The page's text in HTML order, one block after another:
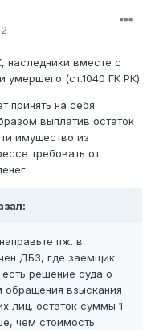
наследники вместе с
(ст.1040 ГК РК)
принять на себя
выплатив остаток
имущество из
требовать от
пж. в
ДБЗ, где заемщик
решение суда о
обращения взыскания
лиц. остаток суммы 1
чем стоимость